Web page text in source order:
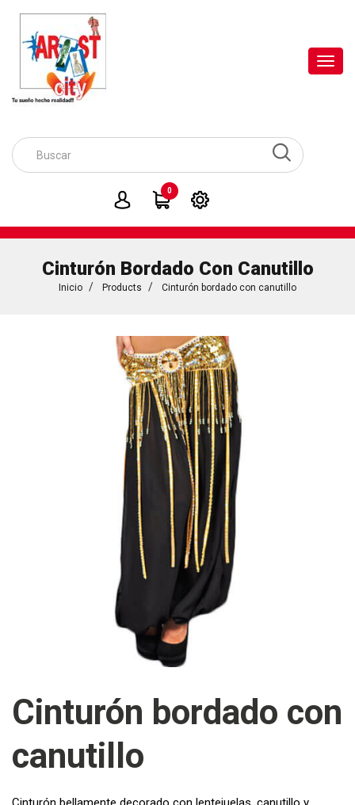
0
Cinturón Bordado Con Canutillo
Inicio Products Cinturón bordado con canutillo
Cinturón bordado con
canutillo